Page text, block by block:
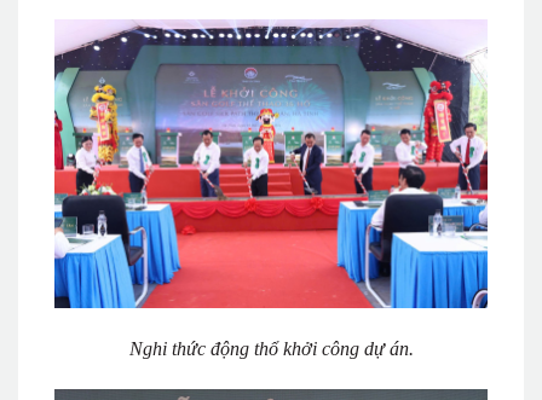
Nghi thức động thổ khởi công dự án.